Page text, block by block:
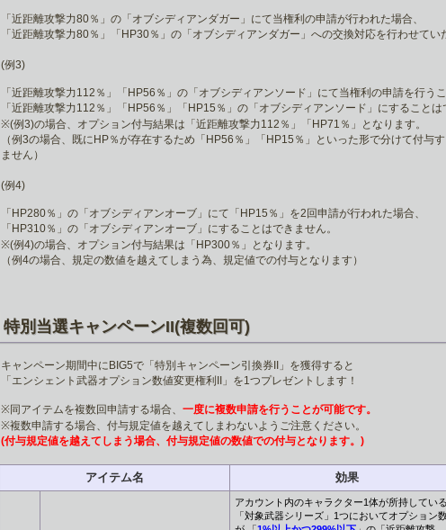
「近距離攻撃力80％」の「オブシディアンダガー」にて当権利の申請が行われた場合、
「近距離攻撃力80％」「HP30％」の「オブシディアンダガー」への交換対応を行わせてい
(例3)
「近距離攻撃力112％」「HP56％」の「オブシディアンソード」にて当権利の申請を行う
「近距離攻撃力112％」「HP56％」「HP15％」の「オブシディアンソード」にすること
※(例3)の場合、オプション付与結果は「近距離攻撃力112％」「HP71％」となります。
（例3の場合、既にHP％が存在するため「HP56％」「HP15％」といった形で分けて付与
ません）
(例4)
「HP280％」の「オブシディアンオーブ」にて「HP15％」を2回申請が行われた場合、
「HP310％」の「オブシディアンオーブ」にすることはできません。
※(例4)の場合、オプション付与結果は「HP300％」となります。
（例4の場合、規定の数値を越えてしまう為、規定値での付与となります）
特別当選キャンペーンII(複数回可)
キャンペーン期間中にBIG5で「特別キャンペーン引換券II」を獲得すると
「エンシェント武器オプション数値変更権利II」を1つプレゼントします！
※同アイテムを複数回申請する場合、 一度に複数申請を行うことが可能です。
※複数申請する場合、付与規定値を越えてしまわないようご注意ください。
(付与規定値を越えてしまう場合、付与規定値の数値での付与となります。)
アイテム名 効果
アカウント内のキャラクター1体が所持してい
「対象武器シリーズ」1つにおいてオプション